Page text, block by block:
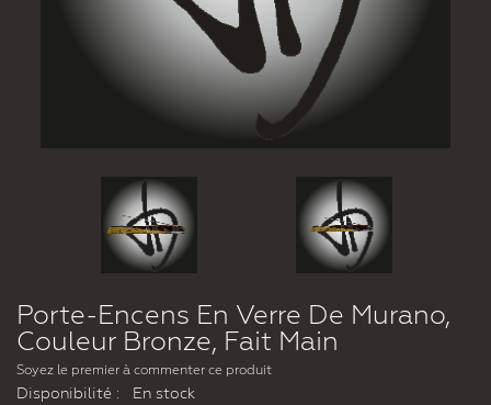
Porte-Encens En Verre De Murano,
Couleur Bronze, Fait Main
Soyez le premier à commenter ce produit
Disponibilité : En stock